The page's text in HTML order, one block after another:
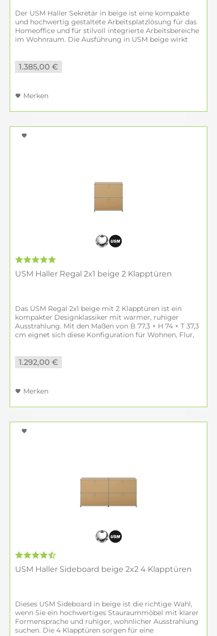
Der USM Haller Sekretär in beige ist eine kompakte
und hochwertig gestaltete Arbeitsplatzlösung für das
Homeoffice und für stilvoll integrierte Arbeitsbereiche
im Wohnraum. Die Ausführung in USM beige wirkt
1.385,00 €
Merken
USM Haller Regal 2x1 beige 2 Klapptüren
Das USM Regal 2x1 beige mit 2 Klapptüren ist ein
kompakter Designklassiker mit warmer, ruhiger
Ausstrahlung. Mit den Maßen von B 77,3 × H 74 × T 37,3
cm eignet sich diese Konfiguration für Wohnen, Flur,
1.292,00 €
Merken
USM Haller Sideboard beige 2x2 4 Klapptüren
Dieses USM Sideboard in beige ist die richtige Wahl,
wenn Sie ein hochwertiges Stauraummöbel mit klarer
Formensprache und ruhiger, wohnlicher Ausstrahlung
suchen. Die 4 Klapptüren sorgen für eine